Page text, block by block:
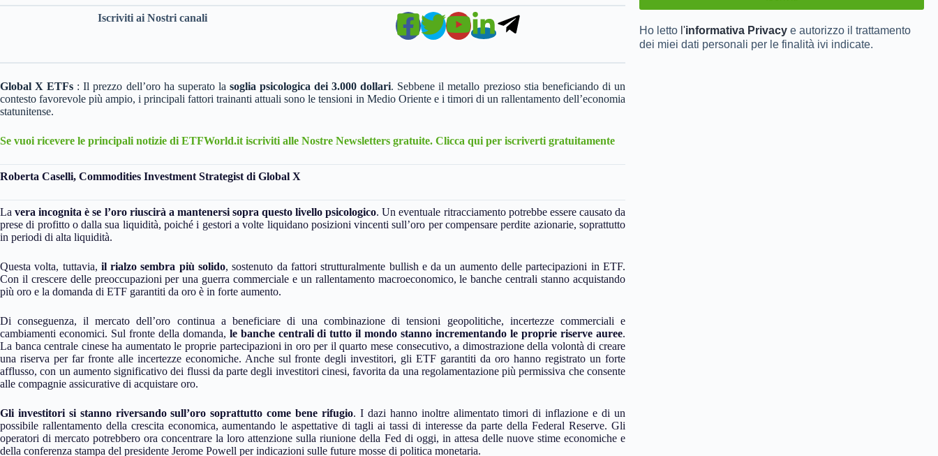
Iscriviti ai Nostri canali
Global X ETFs : Il prezzo dell’oro ha superato la soglia psicologica dei 3.000 dollari. Sebbene il metallo prezioso stia beneficiando di un
contesto favorevole più ampio, i principali fattori trainanti attuali sono le tensioni in Medio Oriente e i timori di un rallentamento dell’economia
statunitense.
Se vuoi ricevere le principali notizie di ETFWorld.it iscriviti alle Nostre Newsletters gratuite. Clicca qui per iscriverti gratuitamente
Roberta Caselli, Commodities Investment Strategist di Global X
Lavera incognita è se l’oro riuscirà a mantenersi sopra questo livello psicologico. Un eventuale ritracciamento potrebbe essere causato da
prese di profitto o dalla sua liquidità, poiché i gestori a volte liquidano posizioni vincenti sull’oro per compensare perdite azionarie, soprattutto
in periodi di alta liquidità.
Questa volta, tuttavia, il rialzo sembra più solido, sostenuto da fattori strutturalmente bullish e da un aumento delle partecipazioni in ETF.
Con il crescere delle preoccupazioni per una guerra commerciale e un rallentamento macroeconomico, le banche centrali stanno acquistando
più oro e la domanda di ETF garantiti da oro è in forte aumento.
Di conseguenza, il mercato dell’oro continua a beneficiare di una combinazione di tensioni geopolitiche, incertezze commerciali e
cambiamenti economici. Sul fronte della domanda, le banche centrali di tutto il mondo stanno incrementando le proprie riserve auree.
La banca centrale cinese ha aumentato le proprie partecipazioni in oro per il quarto mese consecutivo, a dimostrazione della volontà di creare
una riserva per far fronte alle incertezze economiche. Anche sul fronte degli investitori, gli ETF garantiti da oro hanno registrato un forte
afflusso, con un aumento significativo dei flussi da parte degli investitori cinesi, favorita da una regolamentazione più permissiva che consente
alle compagnie assicurative di acquistare oro.
Gli investitori si stanno riversando sull’oro soprattutto come bene rifugio. I dazi hanno inoltre alimentato timori di inflazione e di un
possibile rallentamento della crescita economica, aumentando le aspettative di tagli ai tassi di interesse da parte della Federal Reserve. Gli
operatori di mercato potrebbero ora concentrare la loro attenzione sulla riunione della Fed di oggi, in attesa delle nuove stime economiche e
della conferenza stampa del presidente Jerome Powell per indicazioni sulle future mosse di politica monetaria.
Ho letto l'informativa Privacye autorizzo il trattamento
dei miei dati personali per le finalità ivi indicate.